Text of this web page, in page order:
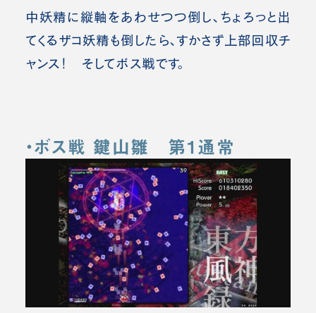
中妖精に縦軸をあわせつつ倒し、ちょろっと出
てくるザコ妖精も倒したら、すかさず上部回収チ
ャンス！ そしてボス戦です。
・ボス戦 鍵山雛 第1通常